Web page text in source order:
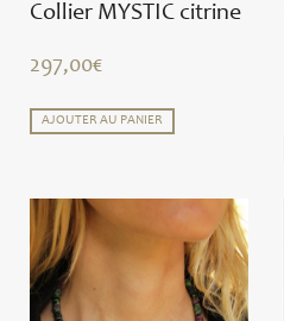
Collier MYSTIC citrine
297,00€
AJOUTER AU PANIER